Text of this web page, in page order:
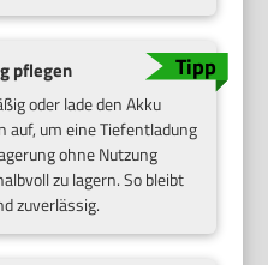
pflegen
oder lade den Akku
auf, um eine Tiefentladung
ohne Nutzung
zu lagern. So bleibt
zuverlässig.